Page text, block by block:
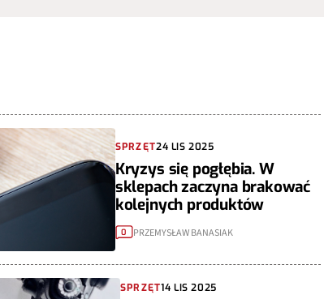
SPRZĘT24 LIS 2025
Kryzys się pogłębia. W
sklepach zaczyna brakować
kolejnych produktów
0 PRZEMYSŁAW BANASIAK
SPRZĘT14 LIS 2025